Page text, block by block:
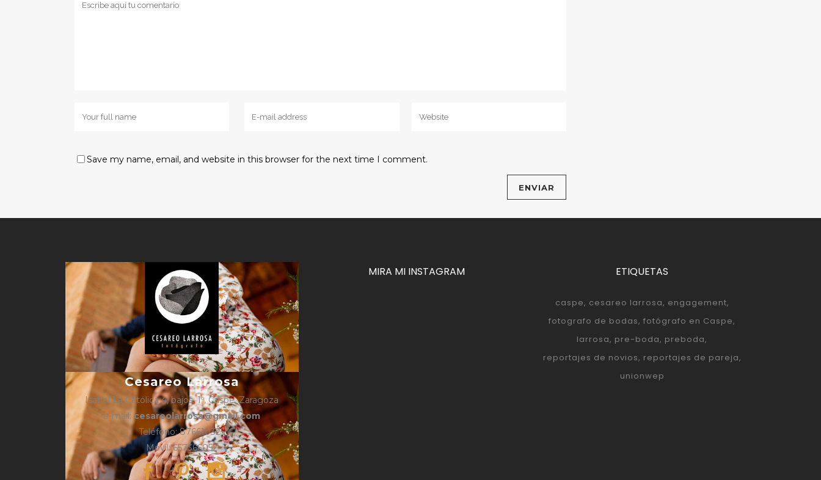
Save my name, email, and website in this browser for the next time I comment.
Cesareo Larrosa
Isabel La Católica 4, bajos, 1º, Caspe, Zaragoza
e-mail: cesareolarrosa@gmail.com
Teléfono: 876610325
Móvil: 657366052
MIRA MI INSTAGRAM ETIQUETAS
caspe cesareo larrosa engagement
fotografo de bodas fotógrafo en Caspe
larrosa pre-boda preboda
reportajes de novios reportajes de pareja
unionwep